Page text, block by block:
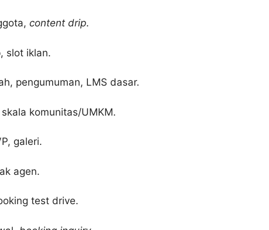
content drip.
slot iklan.
pengumuman, LMS dasar.
komunitas/UMKM.
galeri.
agen.
test drive.